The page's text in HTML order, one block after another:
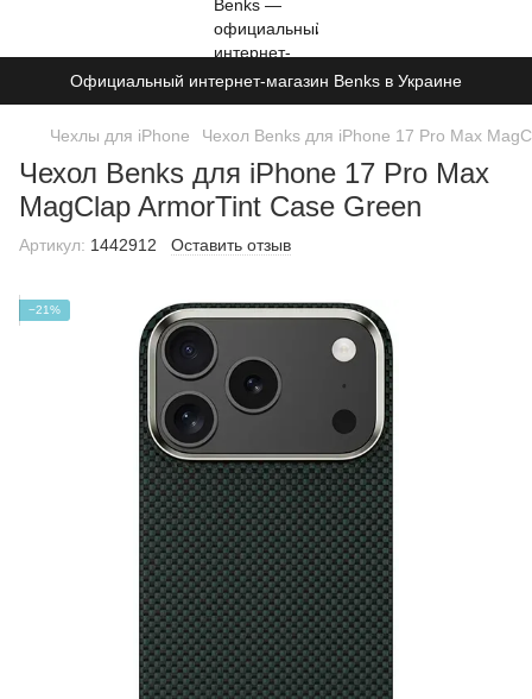
Официальный интернет-магазин Benks в Украине
Чехлы для iPhone Чехол Benks для iPhone 17 Pro Max
Чехол Benks для iPhone 17 Pro Max
MagClap ArmorTint Case Green
Артикул: 1442912 Оставить отзыв
−21%